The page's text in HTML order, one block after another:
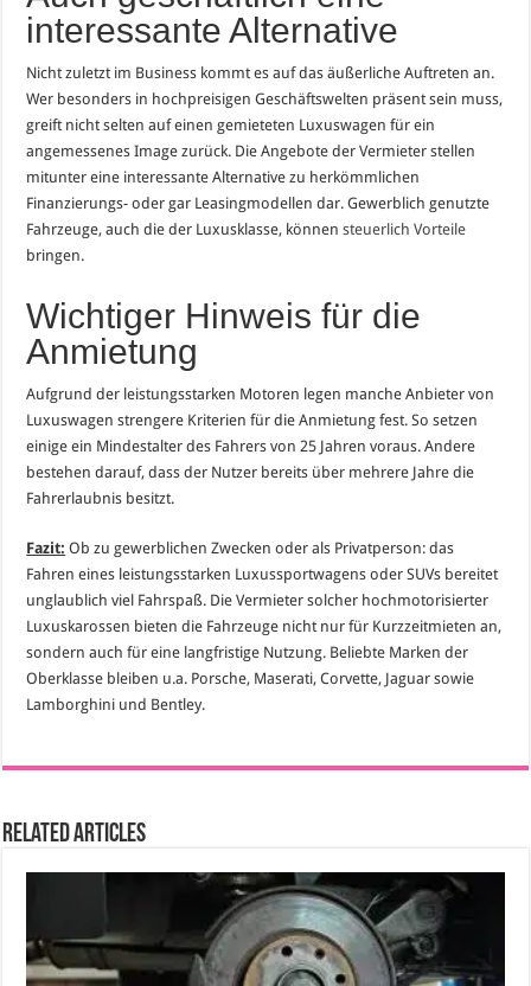
interessante Alternative
Nicht zuletzt im Business kommt es auf das äußerliche Auftreten an.
Wer besonders in hochpreisigen Geschäftswelten präsent sein muss,
greift nicht selten auf einen gemieteten Luxuswagen für ein
angemessenes Image zurück. Die Angebote der Vermieter stellen
mitunter eine interessante Alternative zu herkömmlichen
Finanzierungs- oder gar Leasingmodellen dar. Gewerblich genutzte
Fahrzeuge, auch die der Luxusklasse, könnensteuerlich Vorteile
bringen.
Wichtiger Hinweis für die
Anmietung
Aufgrund der leistungsstarken Motoren legen manche Anbieter von
Luxuswagen strengere Kriterien für die Anmietung fest. So setzen
einige ein Mindestalter des Fahrers von 25 Jahren voraus. Andere
bestehen darauf, dass der Nutzer bereits über mehrere Jahre die
Fahrerlaubnis besitzt.
Fazit: Ob zu gewerblichen Zwecken oder als Privatperson: das
Fahren eines leistungsstarken Luxussportwagens oder SUVs bereitet
unglaublich viel Fahrspaß. Die Vermieter solcher hochmotorisierter
Luxuskarossen bieten die Fahrzeuge nicht nur für Kurzzeitmieten an,
sondern auch für eine langfristige Nutzung. Beliebte Marken der
Oberklasse bleiben u.a. Porsche, Maserati, Corvette, Jaguar sowie
Lamborghini und Bentley.
Related Articles